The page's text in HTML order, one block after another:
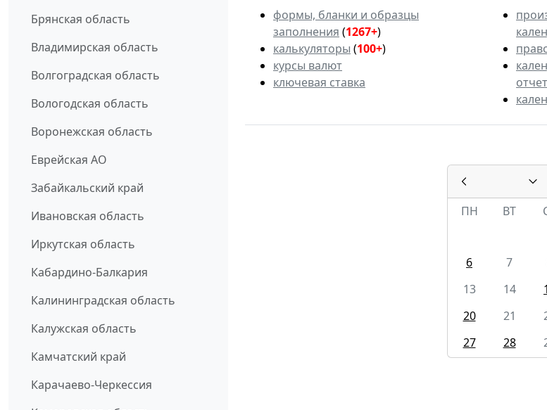
Брянская область
Владимирская область
Волгоградская область
Вологодская область
Воронежская область
Еврейская АО
Забайкальский край
Ивановская область
Иркутская область
Кабардино-Балкария
Калининградская область
Калужская область
Камчатский край
Карачаево-Черкессия
формы, бланки и образцы
заполнения (1267+)
калькуляторы (100+)
курсы валют
ключевая ставка
ПН
ВТ
6
7
13
14
20
21
27
28